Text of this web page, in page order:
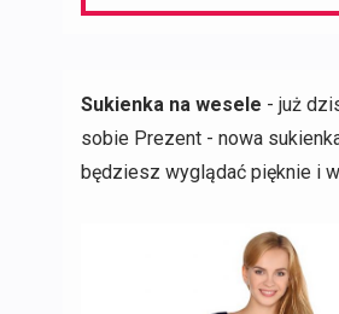
Sukienka na wesele - już
sobie Prezent - nowa
będziesz wyglądać pięknie i